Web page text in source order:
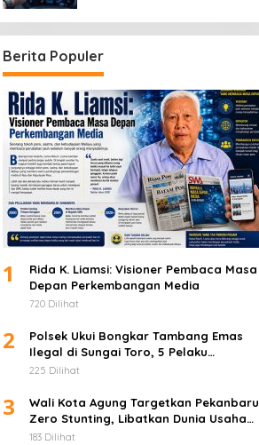
Berita Populer
1
Rida K. Liamsi: Visioner Pembaca Masa
Depan Perkembangan Media
720 Dilihat
2
Polsek Ukui Bongkar Tambang Emas
Ilegal di Sungai Toro, 5 Pelaku
Diamankan
225 Dilihat
3
Wali Kota Agung Targetkan Pekanbaru
Zero Stunting, Libatkan Dunia Usaha
Penuhi Gizi Anak
183 Dilihat